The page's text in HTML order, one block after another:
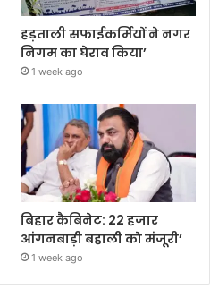
हड़ताली सफाईकर्मियों ने नगर
निगम का घेराव किया’
1 week ago
बिहार कैबिनेट: 22 हजार
आंगनबाड़ी बहाली को मंजूरी’
1 week ago